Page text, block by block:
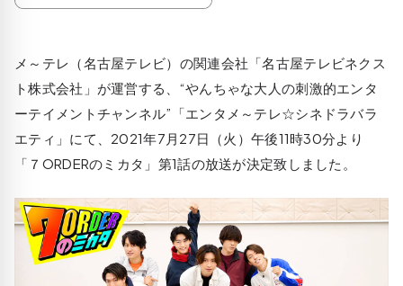
メ～テレ（名古屋テレビ）の関連会社「名古屋テレビネクス
ト株式会社」が運営する、“やんちゃな大人の刺激的エンタ
ーテイメントチャンネル”「エンタメ～テレ☆シネドラバラ
エティ」にて、2021年7月27日（火）午後11時30分より
「７ORDERのミカタ」第1話の放送が決定致しました。